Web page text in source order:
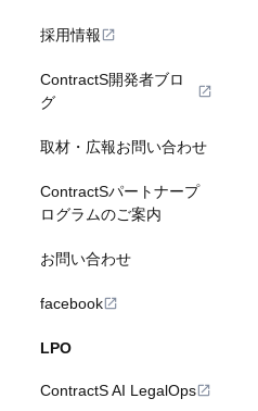
採用情報
ContractS開発者ブロ
グ
取材・広報お問い合わせ
ContractSパートナープ
ログラムのご案内
お問い合わせ
facebook
LPO
ContractS AI LegalOps